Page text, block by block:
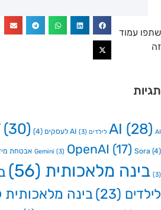
עמוד
AI
(3) AI לעסקים (4)
(30)
Gemini(3) OpenAI(17) אבטחת מידע (4)
מלאכותית(56)
(23) בינה מלאכותית